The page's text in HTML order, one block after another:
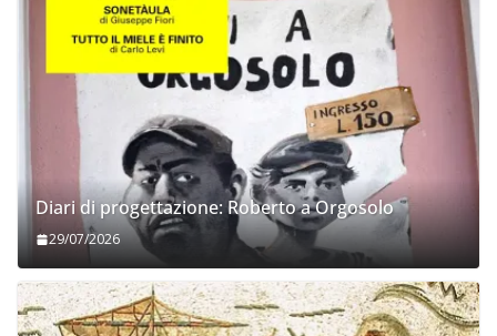
Diari di progettazione: Roberto a Orgosolo
29/07/2026